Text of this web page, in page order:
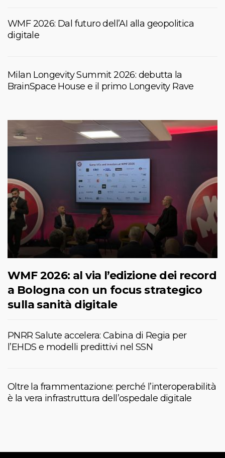
WMF 2026: Dal futuro dell’AI alla geopolitica
digitale
Milan Longevity Summit 2026: debutta la
BrainSpace House e il primo Longevity Rave
WMF 2026: al via l’edizione dei record
a Bologna con un focus strategico
sulla sanità digitale
PNRR Salute accelera: Cabina di Regia per
l’EHDS e modelli predittivi nel SSN
Oltre la frammentazione: perché l’interoperabilità
è la vera infrastruttura dell’ospedale digitale